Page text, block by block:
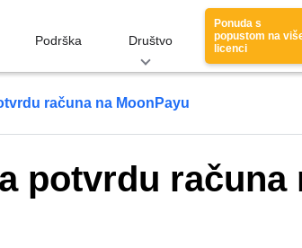
Podrška Društvo
Ponuda s
popustom na
licenci
računa na MoonPayu
potvrdu računa